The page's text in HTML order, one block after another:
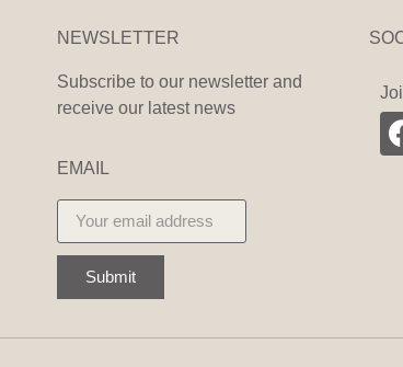
NEWSLETTER
Subscribe to our newsletter and
receive our latest news
EMAIL
Submit